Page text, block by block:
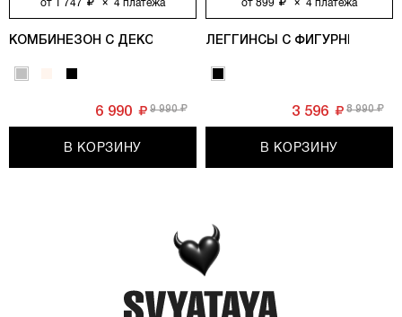
от 1 747 × 4 платежа
КОМБИНЕЗОН С ДЕКОРАТИВНЫМИ МОЛНИЯМИ, СЕРЫЙ
9 990
6 990
В КОРЗИНУ
от 899 × 4 платежа
ЛЕГГИНСЫ С ФИГУРНЫМИ
8 990
3 596
В КОРЗИНУ